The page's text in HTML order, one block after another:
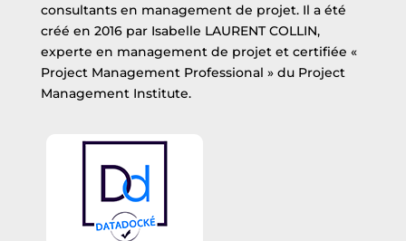
consultants en management de projet. Il a été
créé en 2016 par Isabelle LAURENT COLLIN,
experte en management de projet et certifiée «
Project Management Professional » du Project
Management Institute.